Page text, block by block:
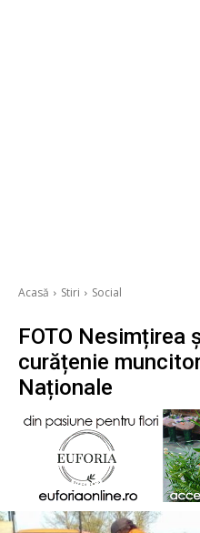
Acasă Stiri Social
FOTO Nesimțirea
curățenie
Naționale